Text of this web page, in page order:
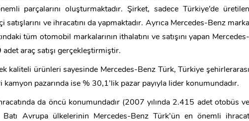
parçalarını oluşturmaktadır. Şirket, sadece Türkiye’de üretilen
ve ihracatını da yapmaktadır. Ayrıca Mercedes-Benz marka
tüm otomobil markalarının ithalatını ve satışını yapan Mercedes-
araç satışı gerçekleştirmiştir.
kaliteli ürünleri sayesinde Mercedes-Benz Türk, Türkiye şehirlerarası
pazarında ise % 30,1’lik pazar payıyla lider konumundadır.
da öncü konumundadır (2007 yılında 2.415 adet otobüs ve
Avrupa ülkelerinin Mercedes-Benz Türk’ün en önemli ihracat